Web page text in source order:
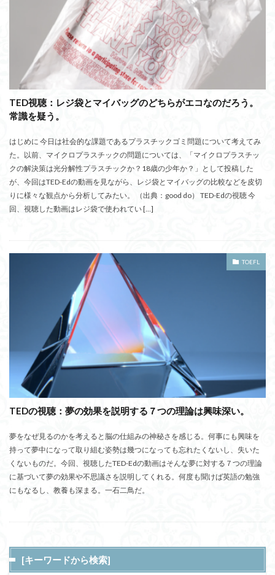
TED視聴：レジ袋とマイバッグのどちらがエコなのだろう。
常識を疑う。
はじめに 今日は社会的な課題であるプラスチックゴミ問題について考えてみ
た。以前、マイクロプラスチックの問題については、「マイクロプラスチッ
クの解決策は光分解性プラスチックか？18歳の少年か？」として投稿した
が、今回はTED-Edの動画を見ながら、レジ袋とマイバッグの比較などを皮切
りに様々な観点から分析してみたい。 （出典：good do） TED-Edの視聴 今
回、視聴した動画はレジ袋で使われてい […]
TOEFL
TEDの視聴：夢の効果を説明する７つの理論は興味深い。
夢をなぜ見るのかを考えると脳の仕組みの神秘さを感じる。何事にも興味を
持って夢中になって取り組む姿勢は幾つになっても忘れたくないし、失いた
くないものだ。今回、視聴したTED-Edの動画はそんな夢に対する７つの理論
に基づいて夢の効果や不思議さを説明してくれる。何度も聞けば英語の勉強
にもなるし、教養も深まる。一石二鳥だ。
[キーワードから検索]